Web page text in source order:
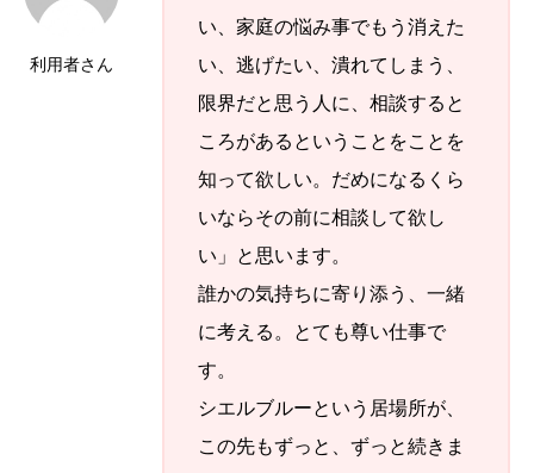
利用者さん
い、家庭の悩み事でもう消えた
い、逃げたい、潰れてしまう、
限界だと思う人に、相談すると
ころがあるということをことを
知って欲しい。だめになるくら
いならその前に相談して欲し
い」と思います。
誰かの気持ちに寄り添う、一緒
に考える。とても尊い仕事で
す。
シエルブルーという居場所が、
この先もずっと、ずっと続きま